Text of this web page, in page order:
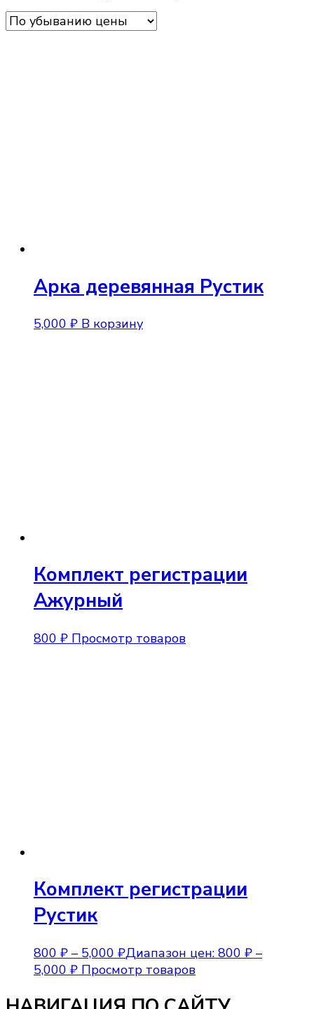
Арка деревянная Рустик
5,000 ₽ В корзину
Комплект регистрации
Ажурный
800 ₽ Просмотр товаров
Комплект регистрации
Рустик
800 ₽ – 5,000 ₽Диапазон цен: 800 ₽ –
5,000 ₽ Просмотр товаров